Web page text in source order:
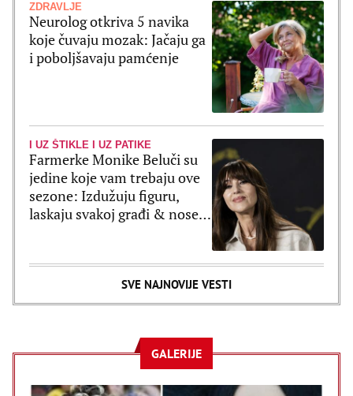
ZDRAVLJE
Neurolog otkriva 5 navika
koje čuvaju mozak: Jačaju ga
i poboljšavaju pamćenje
I UZ ŠTIKLE I UZ PATIKE
Farmerke Monike Beluči su
jedine koje vam trebaju ove
sezone: Izdužuju figuru,
laskaju svakoj građi & nose
SVE NAJNOVIJE VESTI
GALERIJE